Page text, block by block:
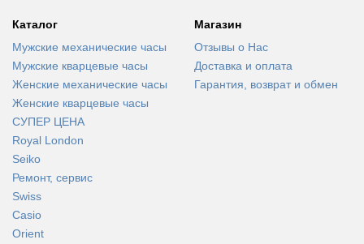
Каталог
Мужские механические часы
Мужские кварцевые часы
Женские механические часы
Женские кварцевые часы
СУПЕР ЦЕНА
Royal London
Seiko
Ремонт, сервис
Swiss
Casio
Orient
Магазин
Отзывы о Нас
Доставка и оплата
Гарантия, возврат и обмен